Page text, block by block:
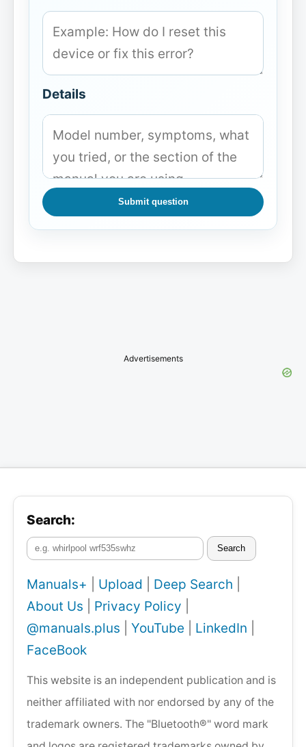
Details
Submit question
Advertisements
Search:
Search
Manuals+ Upload Deep Search
About Us
Privacy Policy
@manuals.plus
YouTube LinkedIn
FaceBook
This website is an independent publication and is
neither affiliated with nor endorsed by any of the
trademark owners. The "Bluetooth®" word mark